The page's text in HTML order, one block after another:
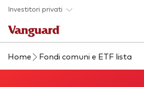
Skip to main content
Investitori privati
Prodotti di investimento
Home Fondi comuni e ETF lista